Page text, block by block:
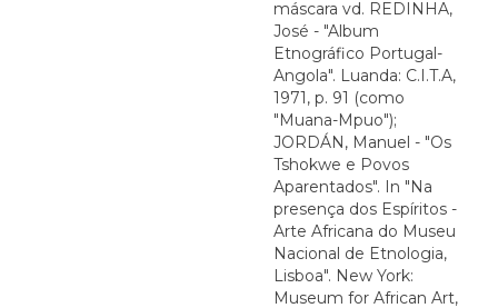
máscara vd. REDINHA,
José - "Album
Etnográfico Portugal-
Angola". Luanda: C.I.T.A,
1971, p. 91 (como
"Muana-Mpuo");
JORDÁN, Manuel - "Os
Tshokwe e Povos
Aparentados". In "Na
presença dos Espíritos -
Arte Africana do Museu
Nacional de Etnologia,
Lisboa". New York:
Museum for African Art,